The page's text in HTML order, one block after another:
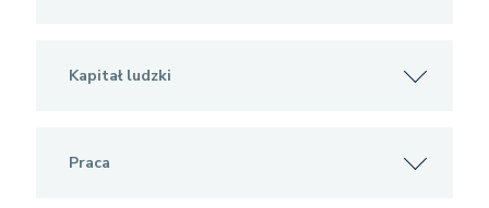
Kapitał ludzki
Praca